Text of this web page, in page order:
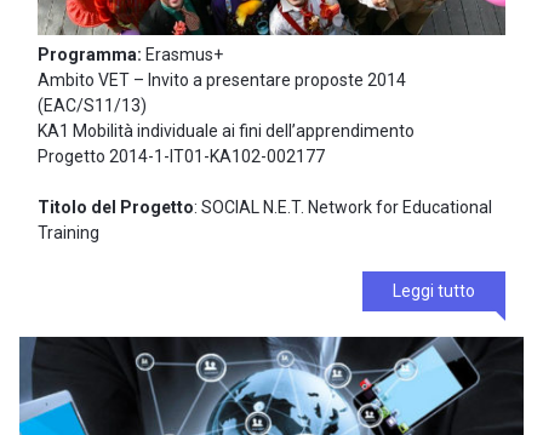
Programma: Erasmus+
Ambito VET – Invito a presentare proposte 2014
(EAC/S11/13)
KA1 Mobilità individuale ai fini dell’apprendimento
Progetto 2014-1-IT01-KA102-002177
Titolo del Progetto: SOCIAL N.E.T. Network for Educational
Training
Leggi tutto